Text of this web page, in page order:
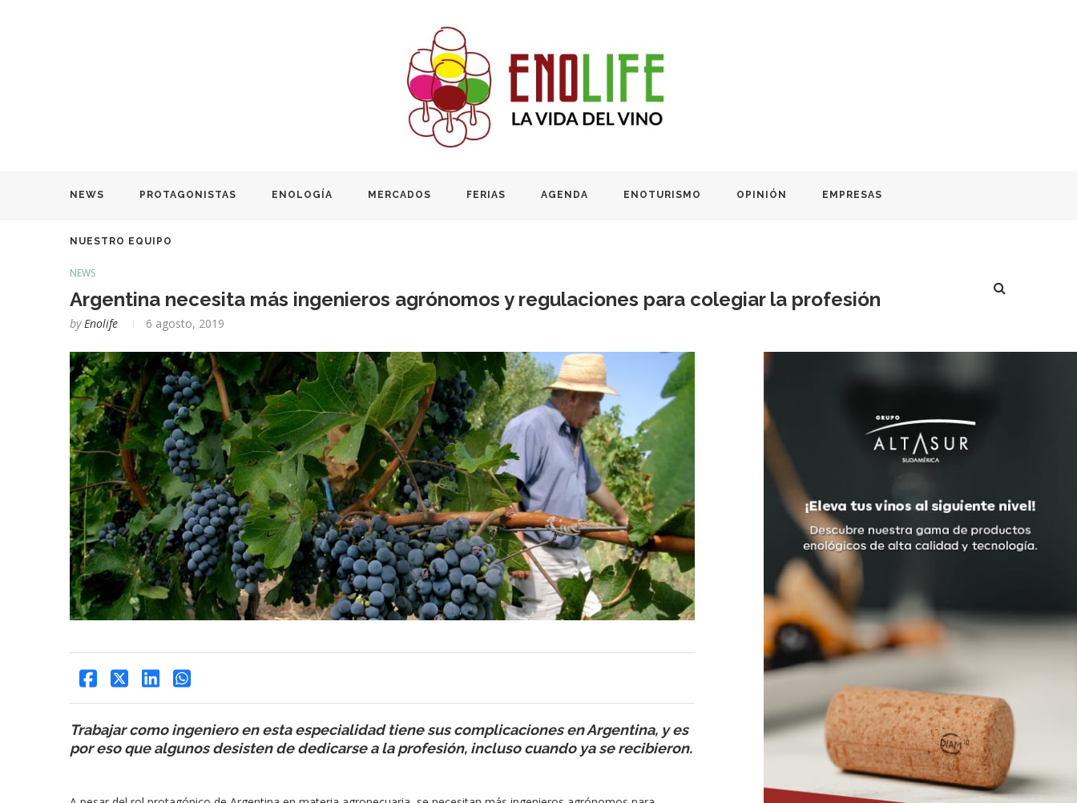
NEWS PROTAGONISTAS ENOLOGÍA MERCADOS FERIAS AGENDA ENOTURISMO OPINIÓN EMPRESAS
NUESTRO EQUIPO
NEWS
Argentina necesita más ingenieros agrónomos y regulaciones para colegiar la profesión
by Enolife 6 agosto, 2019
Trabajar como ingeniero en esta especialidad tiene sus complicaciones en Argentina, y es
por eso que algunos desisten de dedicarse a la profesión, incluso cuando ya se recibieron.